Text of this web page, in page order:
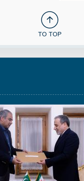
TO TOP